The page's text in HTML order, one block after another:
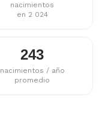
nacimientos
en 2 024
243
nacimientos / año
promedio